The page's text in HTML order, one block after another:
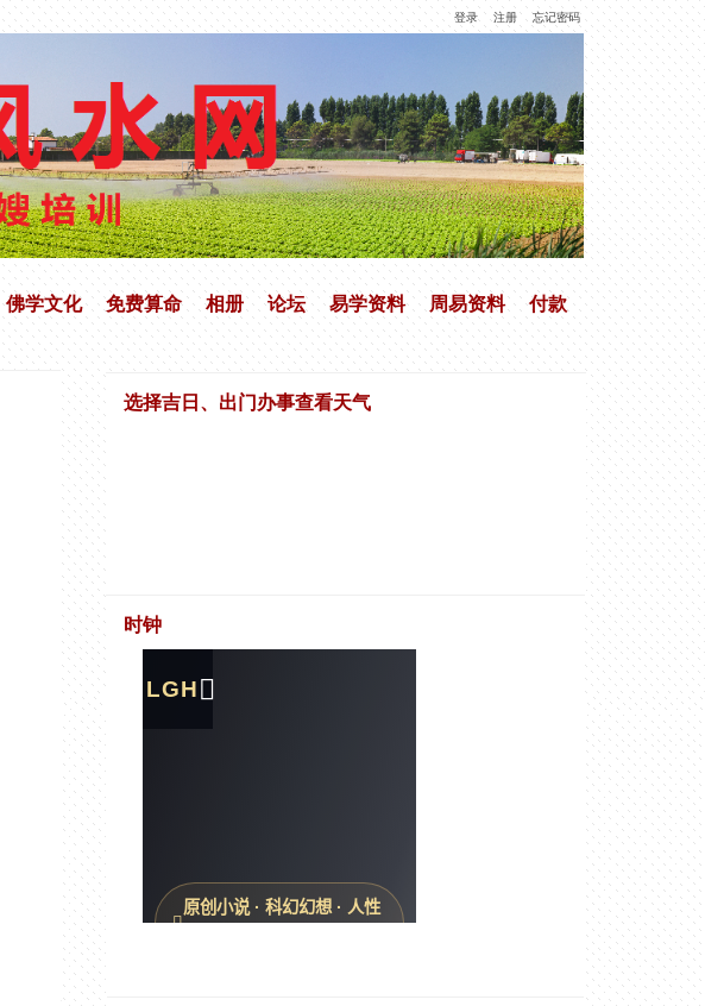
佛学文化 免费算命 相册 论坛 易学资料 周易资料
付款
登录 注册 忘记密码
时钟
选择吉日、出门办事查看天气